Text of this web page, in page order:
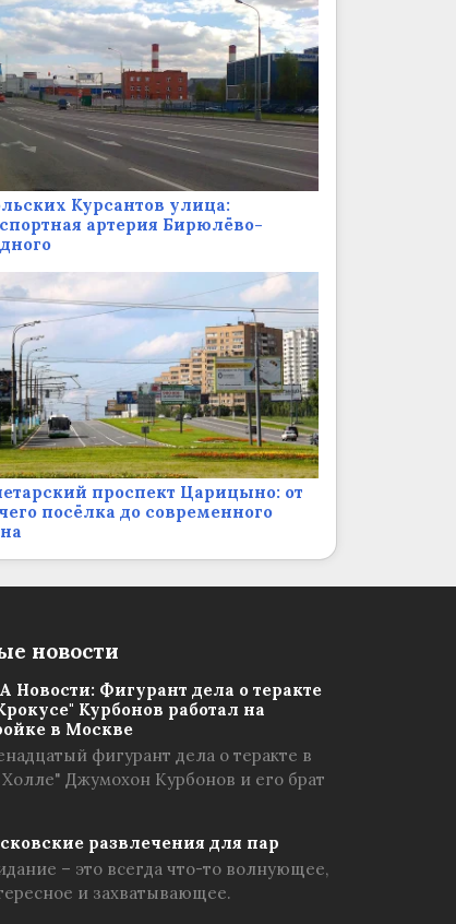
Курсантов улица:
артерия Бирюлёво-
проспект Царицыно: от
посёлка до современного
новости
Новости: Фигурант дела о теракте
Курбонов работал на
в Москве
фигурант дела о теракте в
Джумохон Курбонов и его брат
развлечения для пар
– это всегда что-то волнующее,
и захватывающее.